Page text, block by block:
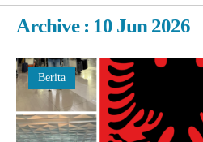
PENDAFTARAN
Artikel
Archive : 10 Jun 2026
Berita